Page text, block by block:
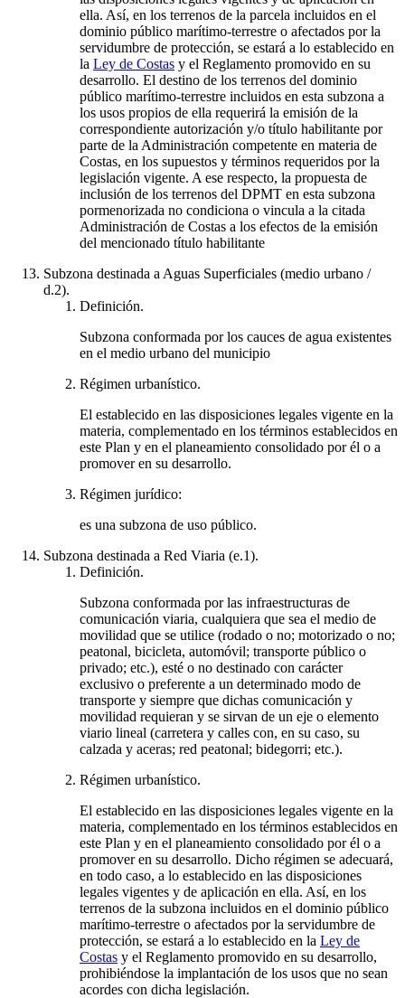
ella. Así, en los terrenos de la parcela incluidos en el
dominio público marítimo-terrestre o afectados por la
servidumbre de protección, se estará a lo establecido en
la Ley de Costas y el Reglamento promovido en su
desarrollo. El destino de los terrenos del dominio
público marítimo-terrestre incluidos en esta subzona a
los usos propios de ella requerirá la emisión de la
correspondiente autorización y/o título habilitante por
parte de la Administración competente en materia de
Costas, en los supuestos y términos requeridos por la
legislación vigente. A ese respecto, la propuesta de
inclusión de los terrenos del DPMT en esta subzona
pormenorizada no condiciona o vincula a la citada
Administración de Costas a los efectos de la emisión
del mencionado título habilitante
Subzona destinada a Aguas Superficiales (medio urbano /
d.2).
Definición.
Subzona conformada por los cauces de agua existentes
en el medio urbano del municipio
Régimen urbanístico.
El establecido en las disposiciones legales vigente en la
materia, complementado en los términos establecidos en
este Plan y en el planeamiento consolidado por él o a
promover en su desarrollo.
Régimen jurídico:
es una subzona de uso público.
Subzona destinada a Red Viaria (e.1).
Definición.
Subzona conformada por las infraestructuras de
comunicación viaria, cualquiera que sea el medio de
movilidad que se utilice (rodado o no; motorizado o no;
peatonal, bicicleta, automóvil; transporte público o
privado; etc.), esté o no destinado con carácter
exclusivo o preferente a un determinado modo de
transporte y siempre que dichas comunicación y
movilidad requieran y se sirvan de un eje o elemento
viario lineal (carretera y calles con, en su caso, su
calzada y aceras; red peatonal; bidegorri; etc.).
Régimen urbanístico.
El establecido en las disposiciones legales vigente en la
materia, complementado en los términos establecidos en
este Plan y en el planeamiento consolidado por él o a
promover en su desarrollo. Dicho régimen se adecuará,
en todo caso, a lo establecido en las disposiciones
legales vigentes y de aplicación en ella. Así, en los
terrenos de la subzona incluidos en el dominio público
marítimo-terrestre o afectados por la servidumbre de
protección, se estará a lo establecido en la Ley de
Costas y el Reglamento promovido en su desarrollo,
prohibiéndose la implantación de los usos que no sean
acordes con dicha legislación.